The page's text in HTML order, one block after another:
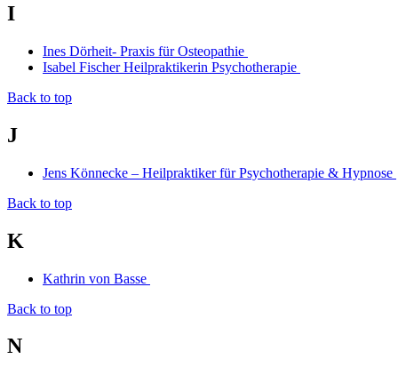
I
Ines Dörheit- Praxis für Osteopathie
Isabel Fischer Heilpraktikerin Psychotherapie
Back to top
J
Jens Könnecke – Heilpraktiker für Psychotherapie & Hypnose
Back to top
K
Kathrin von Basse
Back to top
N